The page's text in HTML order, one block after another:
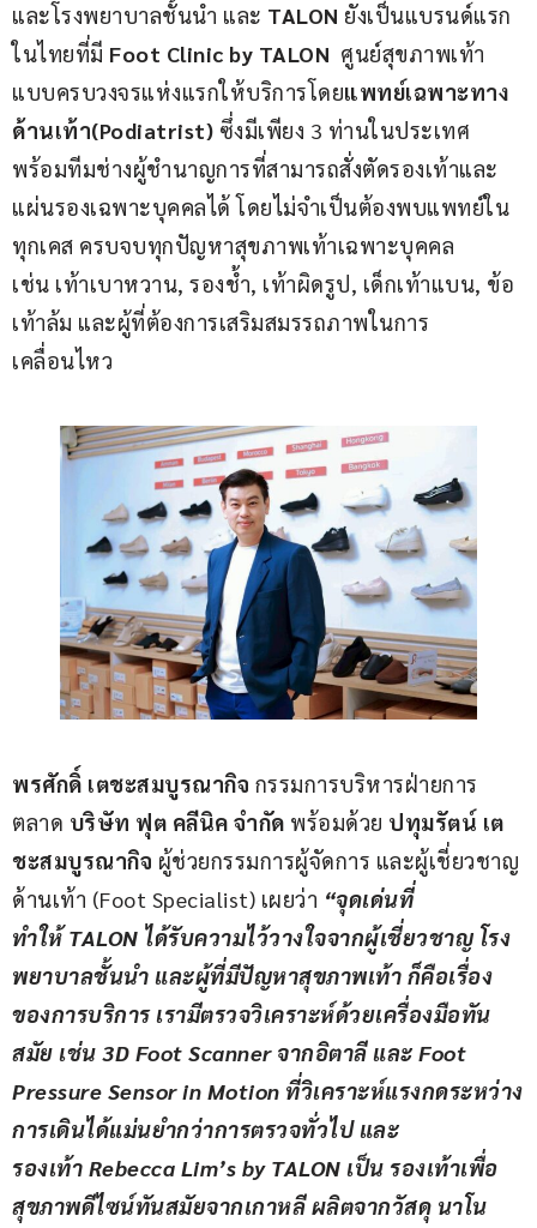
และโรงพยาบาลชั้นนำ และ TALON ยังเป็นแบรนด์แรก
ในไทยที่มี Foot Clinic by TALON ศูนย์สุขภาพเท้า
แบบครบวงจรแห่งแรกให้บริการโดยแพทย์เฉพาะทาง
ด้านเท้า(Podiatrist) ซึ่งมีเพียง 3 ท่านในประเทศ
พร้อมทีมช่างผู้ชำนาญการที่สามารถสั่งตัดรองเท้าและ
แผ่นรองเฉพาะบุคคลได้ โดยไม่จำเป็นต้องพบแพทย์ใน
ทุกเคส ครบจบทุกปัญหาสุขภาพเท้าเฉพาะบุคคล
เช่น เท้าเบาหวาน, รองช้ำ, เท้าผิดรูป, เด็กเท้าแบน, ข้อ
เท้าล้ม และผู้ที่ต้องการเสริมสมรรถภาพในการ
เคลื่อนไหว
พรศักดิ์ เตชะสมบูรณากิจ กรรมการบริหารฝ่ายการ
ตลาด บริษัท ฟุต คลีนิค จำกัด พร้อมด้วย ปทุมรัตน์ เต
ชะสมบูรณากิจ ผู้ช่วยกรรมการผู้จัดการ และผู้เชี่ยวชาญ
ด้านเท้า (Foot Specialist) เผยว่า “จุดเด่นที่
ทำให้ TALON ได้รับความไว้วางใจจากผู้เชี่ยวชาญ โรง
พยาบาลชั้นนำ และผู้ที่มีปัญหาสุขภาพเท้า ก็คือเรื่อง
ของการบริการ เรามีตรวจวิเคราะห์ด้วยเครื่องมือทัน
สมัย เช่น 3D Foot Scanner จากอิตาลีและ Foot
Pressure Sensor in Motion ที่วิเคราะห์แรงกดระหว่าง
การเดินได้แม่นยำกว่าการตรวจทั่วไป และ
รองเท้า Rebecca Lim’s by TALON เป็น รองเท้าเพื่อ
สุขภาพดีไซน์ทันสมัยจากเกาหลี ผลิตจากวัสดุ นาโน